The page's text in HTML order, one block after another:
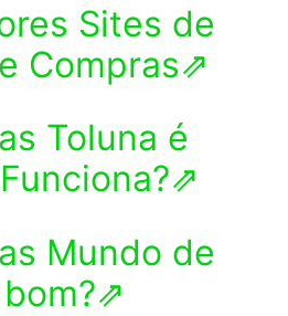
Sites de
Compras⇗
Toluna é
Mundo de